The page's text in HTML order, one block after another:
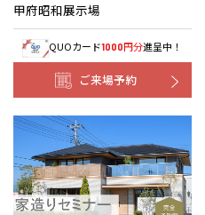
甲府昭和展示場
QUOカード1000円分進呈中！
ご来場予約